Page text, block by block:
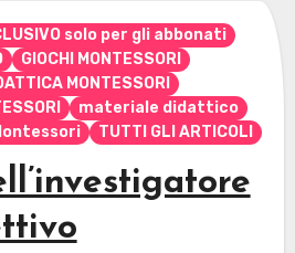
solo per gli abbonati
GIOCHI MONTESSORI
MONTESSORI
materiale didattico
TUTTI GLI ARTICOLI